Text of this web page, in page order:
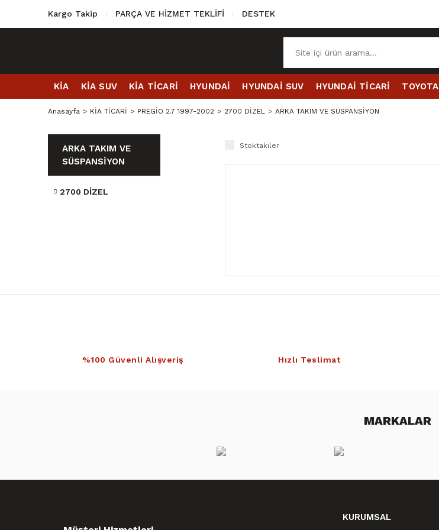
Kargo Takip PARÇA VE HİZMET TEKLİFİ DESTEK
KİA KİA SUV KİA TİCARİ HYUNDAİ HYUNDAİ SUV HYUNDAİ TİCARİ TOYOTA
Anasayfa KİA TİCARİ PREGİO 2.7 1997-2002 2700 DİZEL ARKA TAKIM VE SÜSPANSİYON
ARKA TAKIM VE
SÜSPANSİYON
2700 DİZEL
Stoktakiler
%100 Güvenli Alışveriş Hızlı Teslimat
MARKALAR
KURUMSAL